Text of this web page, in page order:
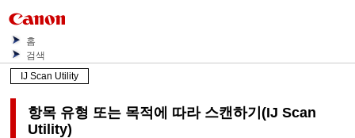
홈
검색
IJ Scan Utility
항목 유형 또는 목적에 따라 스캔하기(IJ Scan
Utility)